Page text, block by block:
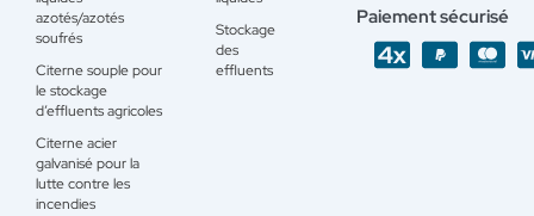
azotés/azotés
soufrés
Citerne souple pour
le stockage
d’effluents agricoles
Citerne acier
galvanisé pour la
lutte contre les
incendies
Stockage
des
effluents
Paiement sécurisé